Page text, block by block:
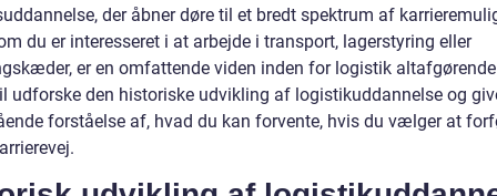
der åbner døre til et bredt spektrum af
du er interesseret i at arbejde i transport, lagerstyring eller
er en omfattende viden inden for logistik
udforske den historiske udvikling af logistikuddannelse og
forståelse af, hvad du kan forvente, hvis du vælger at